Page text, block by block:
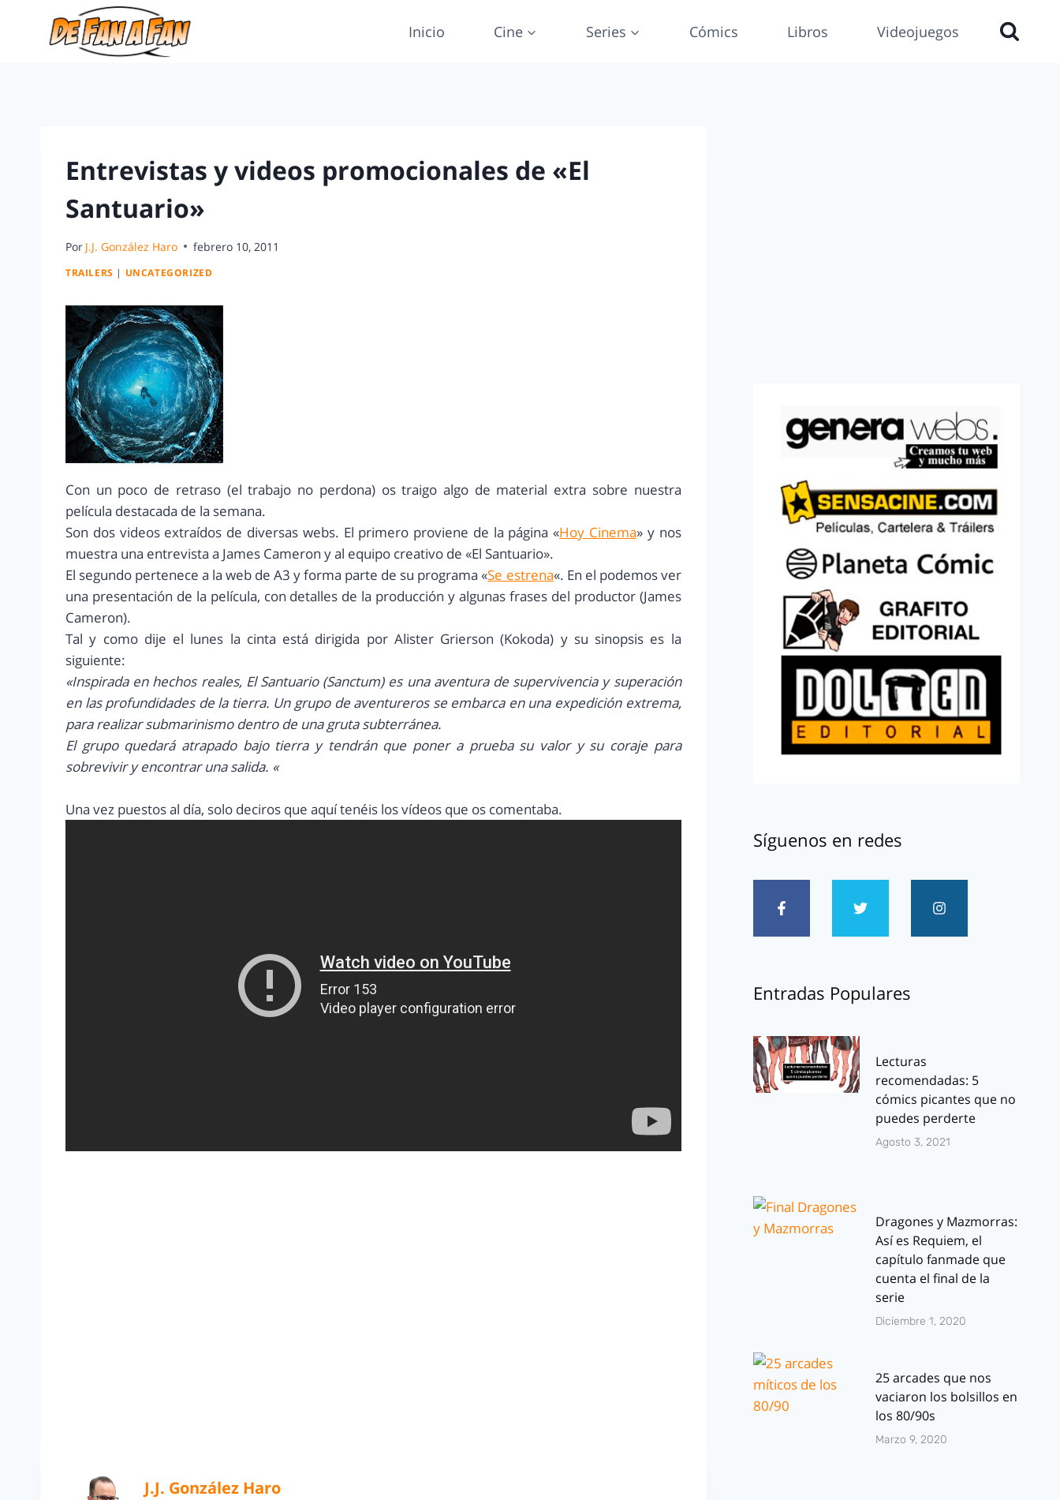
Inicio Cine Series Cómics Libros Videojuegos
Entrevistas y videos promocionales de «El
Santuario»
Por J.J. González Haro febrero 10, 2011
TRAILERS | UNCATEGORIZED
Con un poco de retraso (el trabajo no perdona) os traigo algo de material extra sobre nuestra
película destacada de la semana.
Son dos videos extraídos de diversas webs. El primero proviene de la página «Hoy Cinema» y nos
muestra una entrevista a James Cameron y al equipo creativo de «El Santuario».
El segundo pertenece a la web de A3 y forma parte de su programa «Se estrena«. En el podemos ver
una presentación de la película, con detalles de la producción y algunas frases del productor (James
Cameron).
Tal y como dije el lunes la cinta está dirigida por Alister Grierson (Kokoda) y su sinopsis es la
siguiente:
«Inspirada en hechos reales, El Santuario (Sanctum) es una aventura de supervivencia y superación
en las profundidades de la tierra. Un grupo de aventureros se embarca en una expedición extrema,
para realizar submarinismo dentro de una gruta subterránea.
El grupo quedará atrapado bajo tierra y tendrán que poner a prueba su valor y su coraje para
sobrevivir y encontrar una salida. «
Una vez puestos al día, solo deciros que aquí tenéis los vídeos que os comentaba.
J.J. González Haro
Síguenos en redes
Entradas Populares
Lecturas
recomendadas: 5
cómics picantes que no
puedes perderte
Agosto 3, 2021
Dragones y Mazmorras:
Así es Requiem, el
capítulo fanmade que
cuenta el final de la
serie
Diciembre 1, 2020
25 arcades que nos
vaciaron los bolsillos en
los 80/90s
Marzo 9, 2020